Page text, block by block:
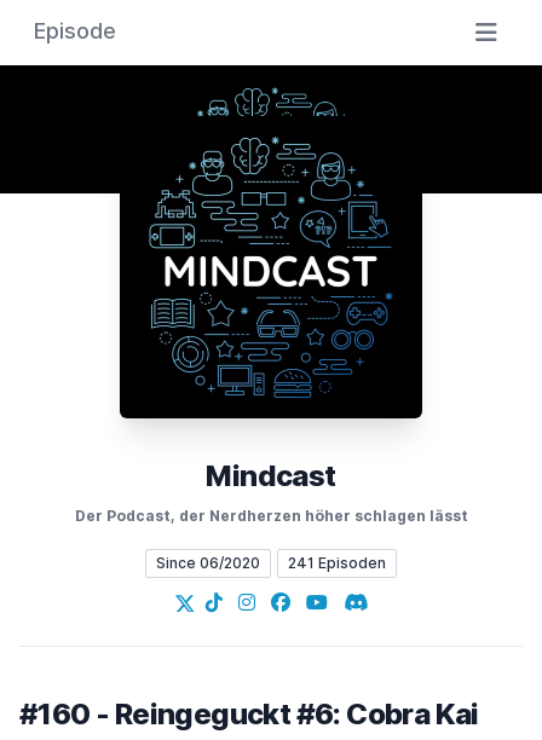
Episode
Mindcast
Der Podcast, der Nerdherzen höher schlagen lässt
Since 06/2020 241 Episoden
X TikTokInstagram
Facebook
YouTubeDiscord
#160 - Reingeguckt #6: Cobra Kai